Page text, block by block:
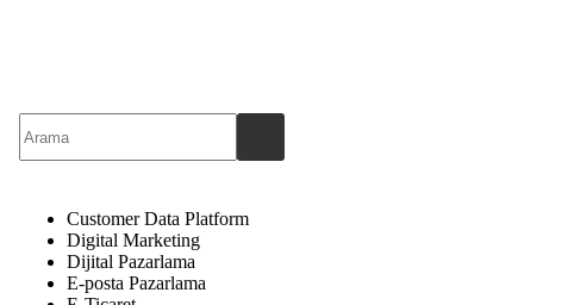
Customer Data Platform
Digital Marketing
Dijital Pazarlama
E-posta Pazarlama